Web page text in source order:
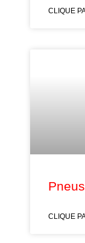
CLIQUE
CLIQUE